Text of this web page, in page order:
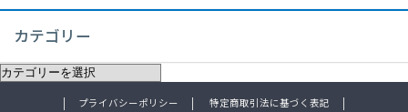
カテゴリー
プライバシーポリシー 特定商取引法に基づく表記